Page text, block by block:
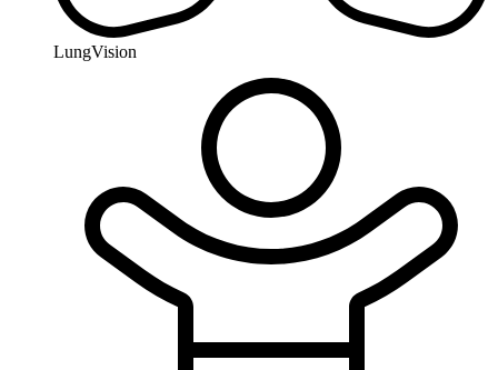
LungVision